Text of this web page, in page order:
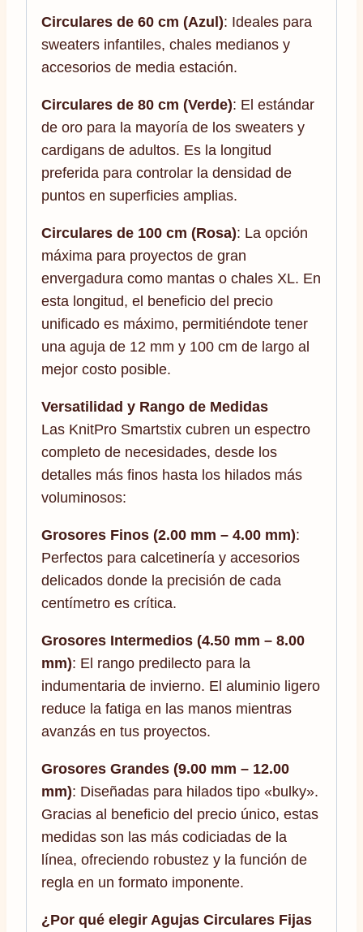
Circulares de 60 cm (Azul): Ideales para
sweaters infantiles, chales medianos y
accesorios de media estación.
Circulares de 80 cm (Verde): El estándar
de oro para la mayoría de los sweaters y
cardigans de adultos. Es la longitud
preferida para controlar la densidad de
puntos en superficies amplias.
Circulares de 100 cm (Rosa): La opción
máxima para proyectos de gran
envergadura como mantas o chales XL. En
esta longitud, el beneficio del precio
unificado es máximo, permitiéndote tener
una aguja de 12 mm y 100 cm de largo al
mejor costo posible.
Versatilidad y Rango de Medidas
Las KnitPro Smartstix cubren un espectro
completo de necesidades, desde los
detalles más finos hasta los hilados más
voluminosos:
Grosores Finos (2.00 mm – 4.00 mm):
Perfectos para calcetinería y accesorios
delicados donde la precisión de cada
centímetro es crítica.
Grosores Intermedios (4.50 mm – 8.00
mm): El rango predilecto para la
indumentaria de invierno. El aluminio ligero
reduce la fatiga en las manos mientras
avanzás en tus proyectos.
Grosores Grandes (9.00 mm – 12.00
mm): Diseñadas para hilados tipo «bulky».
Gracias al beneficio del precio único, estas
medidas son las más codiciadas de la
línea, ofreciendo robustez y la función de
regla en un formato imponente.
¿Por qué elegir Agujas Circulares Fijas